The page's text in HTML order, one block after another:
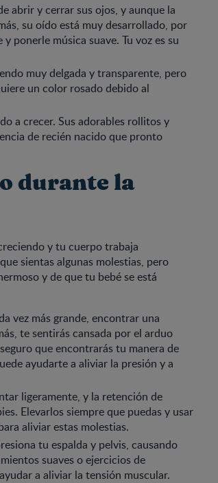
abrir y cerrar sus ojos, y aunque la
su oído está muy desarrollado, por
ponerle música suave. Tu voz es su
muy delgada y transparente, pero
un color rosado debido al
a crecer. Sus adorables rollitos y
de recién nacido que pronto
durante la
y tu cuerpo trabaja
sientas algunas molestias, pero
y de que tu bebé se está
vez más grande, encontrar una
te sentirás cansada por el arduo
que encontrarás tu manera de
ayudarte a aliviar la presión y a
ligeramente, y la retención de
Elevarlos siempre que puedas y usar
aliviar estas molestias.
tu espalda y pelvis, causando
suaves o ejercicios de
a aliviar la tensión muscular.